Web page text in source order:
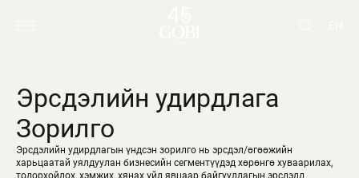
Эрсдэлийн удирдлага
Зорилго
Эрсдэлийн удирдлагын үндсэн зорилго нь эрсдэл/өгөөжийн
харьцаатай уялдуулан бизнесийн сегментүүдэд хөрөнгө хуваарилах,
тодорхойлох, хэмжих, хянах үйл явцаар байгууллагын эрсдэлд